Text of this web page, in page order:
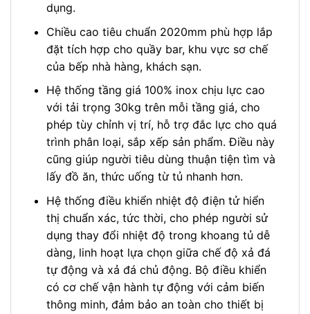
dụng.
Chiều cao tiêu chuẩn 2020mm phù hợp lắp
đặt tích hợp cho quầy bar, khu vực sơ chế
của bếp nhà hàng, khách sạn.
Hệ thống tầng giá 100% inox chịu lực cao
với tải trọng 30kg trên mỗi tầng giá, cho
phép tùy chỉnh vị trí, hỗ trợ đắc lực cho quá
trình phân loại, sắp xếp sản phẩm. Điều này
cũng giúp người tiêu dùng thuận tiện tìm và
lấy đồ ăn, thức uống từ tủ nhanh hơn.
Hệ thống điều khiển nhiệt độ điện tử hiển
thị chuẩn xác, tức thời, cho phép người sử
dụng thay đổi nhiệt độ trong khoang tủ dễ
dàng, linh hoạt lựa chọn giữa chế độ xả đá
tự động và xả đá chủ động. Bộ điều khiển
có cơ chế vận hành tự động với cảm biến
thông minh, đảm bảo an toàn cho thiết bị